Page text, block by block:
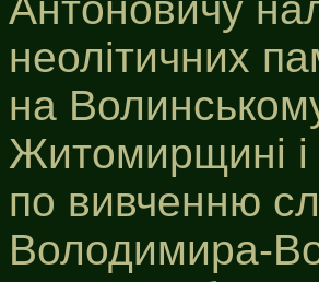
неолітичних
на
Житомирщині і
по вивченню
Володимира-